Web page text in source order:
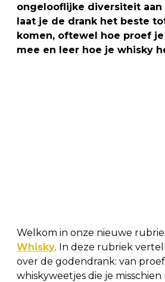
ongelooflijke diversiteit aan
laat je de drank het beste
komen, oftewel hoe proef
mee en leer hoe je whisky
Welkom in onze nieuwe
Whisky. In deze rubriek
over de godendrank: van
whiskyweetjes die je